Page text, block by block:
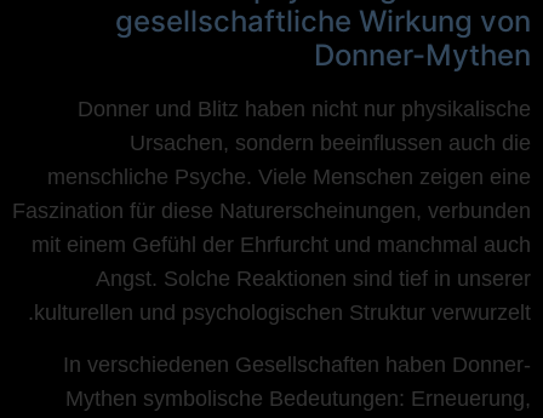
gesellschaftliche Wirkung von
Donner-Mythen
Donner und Blitz haben nicht nur physikalische
Ursachen, sondern beeinflussen auch die
menschliche Psyche. Viele Menschen zeigen eine
Faszination für diese Naturerscheinungen, verbunden
mit einem Gefühl der Ehrfurcht und manchmal auch
Angst. Solche Reaktionen sind tief in unserer
kulturellen und psychologischen Struktur verwurzelt.
In verschiedenen Gesellschaften haben Donner-
Mythen symbolische Bedeutungen: Erneuerung,